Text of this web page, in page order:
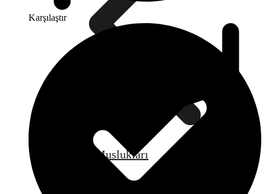
Doldurma Muslukları
Karşılaştır